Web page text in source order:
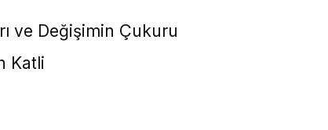
ve Değişimin Çukuru
Katli